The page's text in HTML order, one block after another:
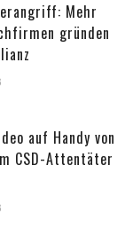
Mehr
gründen
auf Handy von
CSD-Attentäter